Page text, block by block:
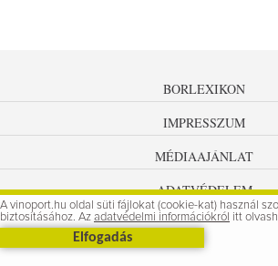
BORLEXIKON
IMPRESSZUM
MÉDIAAJÁNLAT
ADATVÉDELEM
A vinoport.hu oldal süti fájlokat (cookie-kat) használ
biztosításához. Az adatvédelmi információkról itt
Elfogadás